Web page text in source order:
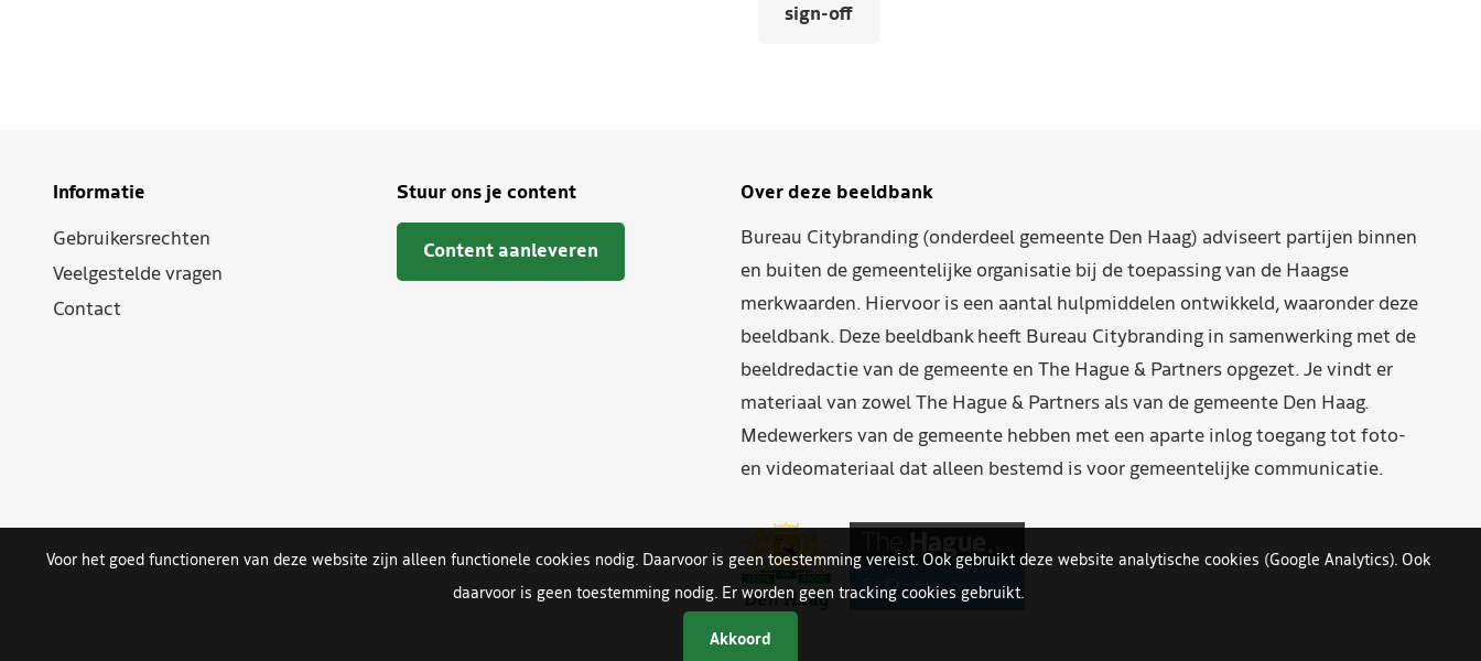
sign-off
Informatie
Gebruikersrechten
Veelgestelde vragen
Contact
Stuur ons je content
Content aanleveren
Over deze beeldbank
Bureau Citybranding (onderdeel gemeente Den Haag) adviseert partijen binnen
en buiten de gemeentelijke organisatie bij de toepassing van de Haagse
merkwaarden. Hiervoor is een aantal hulpmiddelen ontwikkeld, waaronder deze
beeldbank. Deze beeldbank heeft Bureau Citybranding in samenwerking met de
beeldredactie van de gemeente en The Hague & Partners opgezet. Je vindt er
materiaal van zowel The Hague & Partners als van de gemeente Den Haag.
Medewerkers van de gemeente hebben met een aparte inlog toegang tot foto-
en videomateriaal dat alleen bestemd is voor gemeentelijke communicatie.
Voor het goed functioneren van deze website zijn alleen functionele cookies nodig. Daarvoor is geen toestemming vereist. Ook gebruikt deze website analytische cookies (Google Analytics). Ook
daarvoor is geen toestemming nodig. Er worden geen tracking cookies gebruikt.
Akkoord